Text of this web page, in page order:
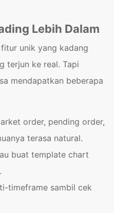
Lebih Dalam
unik yang kadang
terjun ke real. Tapi
mendapatkan beberapa
order, pending order,
terasa natural.
buat template chart
timeframe sambil cek